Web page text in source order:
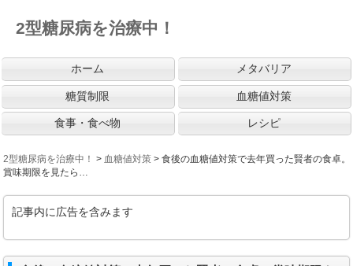
2型糖尿病を治療中！
ホーム メタバリア
糖質制限 血糖値対策
食事・食べ物 レシピ
2型糖尿病を治療中！ > 血糖値対策 >食後の血糖値対策で去年買った賢者の食卓。
賞味期限を見たら…
記事内に広告を含みます